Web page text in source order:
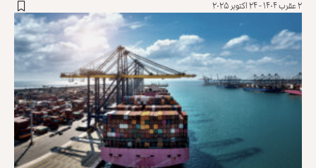
۲ عقرب ۱۴۰۴ - ۲۴ اکتوبر ۲۰۲۵